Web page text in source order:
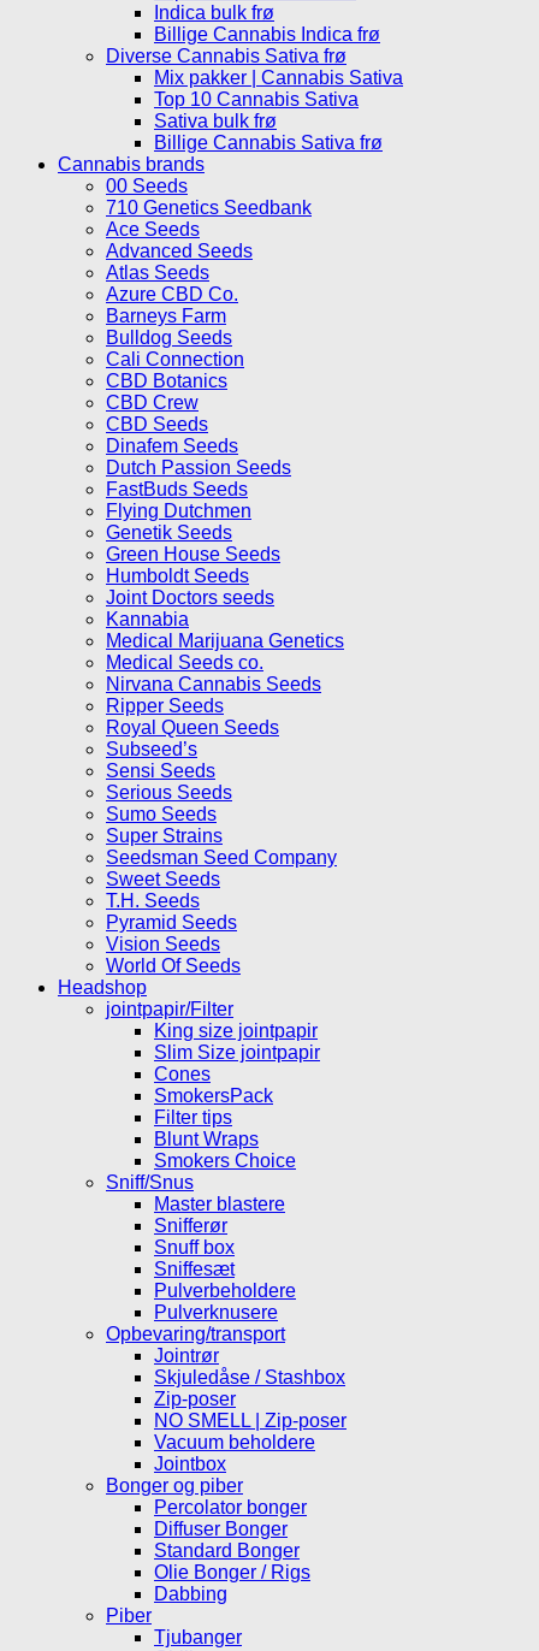
Indica bulk frø
Billige Cannabis Indica frø
Diverse Cannabis Sativa frø
Mix pakker | Cannabis Sativa
Top 10 Cannabis Sativa
Sativa bulk frø
Billige Cannabis Sativa frø
Cannabis brands
00 Seeds
710 Genetics Seedbank
Ace Seeds
Advanced Seeds
Atlas Seeds
Azure CBD Co.
Barneys Farm
Bulldog Seeds
Cali Connection
CBD Botanics
CBD Crew
CBD Seeds
Dinafem Seeds
Dutch Passion Seeds
FastBuds Seeds
Flying Dutchmen
Genetik Seeds
Green House Seeds
Humboldt Seeds
Joint Doctors seeds
Kannabia
Medical Marijuana Genetics
Medical Seeds co.
Nirvana Cannabis Seeds
Ripper Seeds
Royal Queen Seeds
Subseed’s
Sensi Seeds
Serious Seeds
Sumo Seeds
Super Strains
Seedsman Seed Company
Sweet Seeds
T.H. Seeds
Pyramid Seeds
Vision Seeds
World Of Seeds
Headshop
jointpapir/Filter
King size jointpapir
Slim Size jointpapir
Cones
SmokersPack
Filter tips
Blunt Wraps
Smokers Choice
Sniff/Snus
Master blastere
Snifferør
Snuff box
Sniffesæt
Pulverbeholdere
Pulverknusere
Opbevaring/transport
Jointrør
Skjuledåse / Stashbox
Zip-poser
NO SMELL | Zip-poser
Vacuum beholdere
Jointbox
Bonger og piber
Percolator bonger
Diffuser Bonger
Standard Bonger
Olie Bonger / Rigs
Dabbing
Piber
Tjubanger